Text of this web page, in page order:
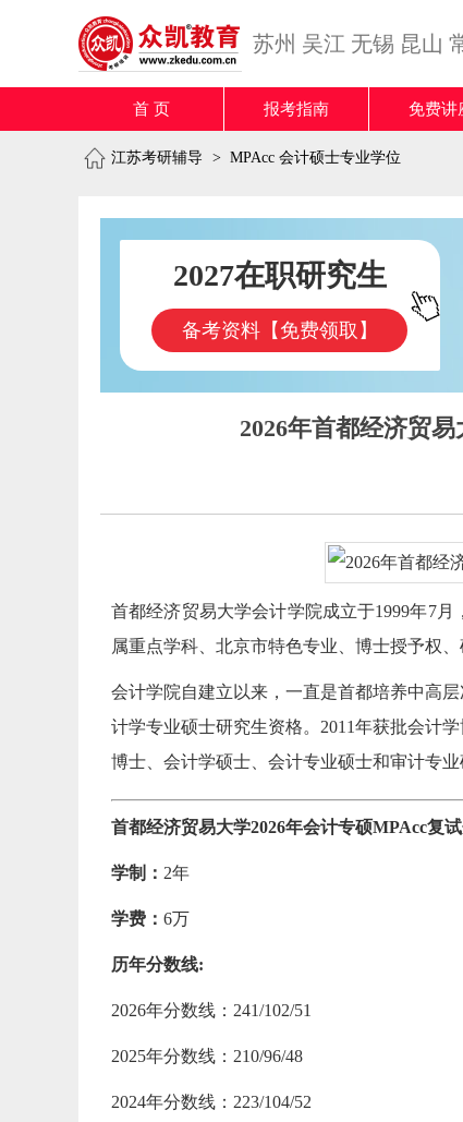
苏州 吴江 无锡 昆山
首 页 报考指南 免费讲
江苏考研辅导 > MPAcc 会计硕士专业学位
2027在职研究生
备考资料【免费领取】
2026年首都经济贸
首都经济贸易大学会计学院成立于1999年7
属重点学科、北京市特色专业、博士授予权
会计学院自建立以来，一直是首都培养中高
计学专业硕士研究生资格。2011年获批会计
博士、会计学硕士、会计专业硕士和审计专业
首都经济贸易大学2026年会计专硕MPAcc复试
学制： 2年
学费： 6万
历年分数线:
2026年分数线：241/102/51
2025年分数线：210/96/48
2024年分数线：223/104/52